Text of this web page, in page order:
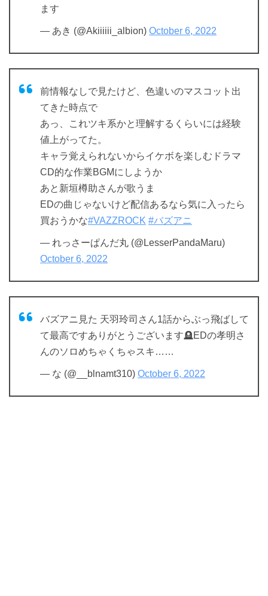
ます
— あき (@Akiiiiii_albion) October 6, 2022
前情報なしで見たけど、色違いのマスコット出
てきた時点で
あっ、これツキ系かと理解するくらいには経験
値上がってた。
キャラ覚えられないからイケボを楽しむドラマ
CD的な作業BGMにしようか
あと新垣樽助さんが歌うま
EDの曲じゃないけど配信あるなら気に入ったら
買おうかな#VAZZROCK #バズアニ
— れっさーぱんだ丸 (@LesserPandaMaru)
October 6, 2022
バズアニ見た 天羽玲司さん1話からぶっ飛ばして
て最高ですありがとうございます🪦EDの孝明さ
んのソロめちゃくちゃスキ……
— な (@__blnamt310) October 6, 2022